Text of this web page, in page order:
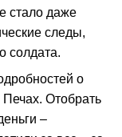
стало даже
следы,
солдата.
о
Отобрать
–